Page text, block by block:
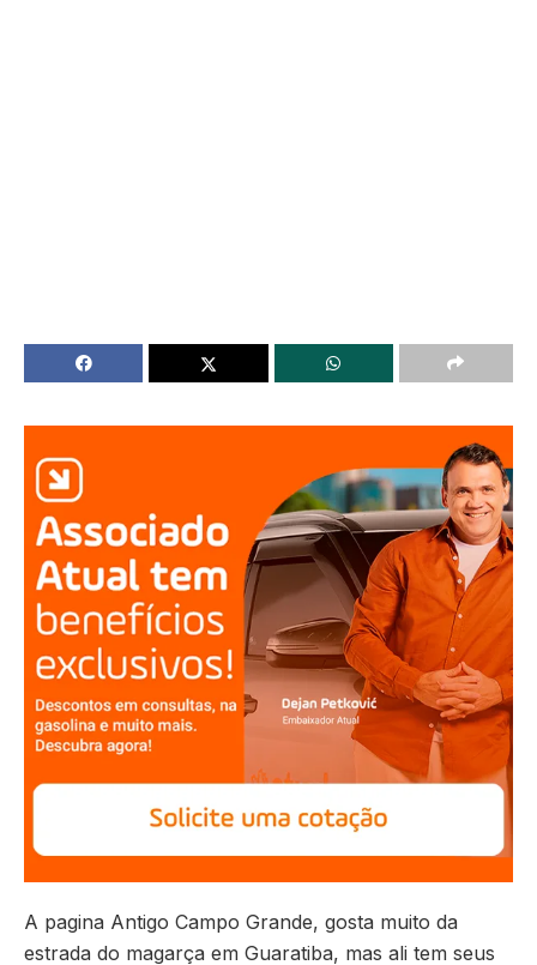
A pagina Antigo Campo Grande, gosta muito da
estrada do magarça em Guaratiba, mas ali tem seus